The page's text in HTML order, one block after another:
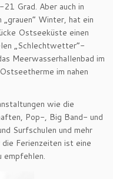
Grad. Aber auch in
Winter, hat ein
Ostseeküste einen
„Schlechtwetter“-
Meerwasserhallenbad im
im nahen
wie die
Pop-, Big Band- und
Surfschulen und mehr
Ferienzeiten ist eine
empfehlen.